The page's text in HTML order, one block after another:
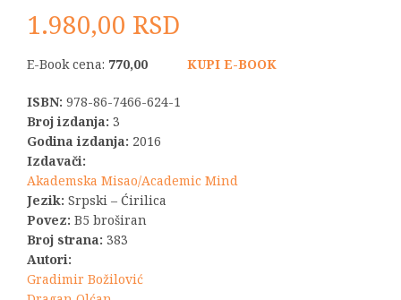
1.980,00 RSD
E-Book cena: 770,00 KUPI E-BOOK
ISBN: 978-86-7466-624-1
Broj izdanja: 3
Godina izdanja: 2016
Izdavači:
Akademska Misao/Academic Mind
Jezik: Srpski – Ćirilica
Povez: B5 broširan
Broj strana: 383
Autori:
Gradimir Božilović